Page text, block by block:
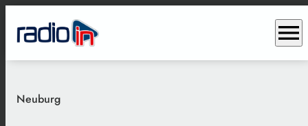
menu
Neuburg